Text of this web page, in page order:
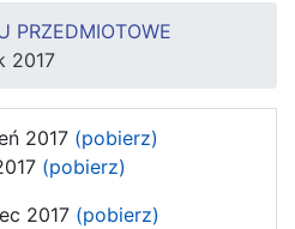
PRZEDMIOTOWE
2017
2017 (pobierz)
(pobierz)
2017 (pobierz)